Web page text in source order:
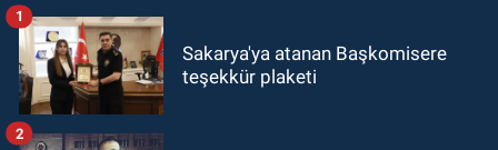
Sakarya'ya atanan Başkomisere
teşekkür plaketi
1
2